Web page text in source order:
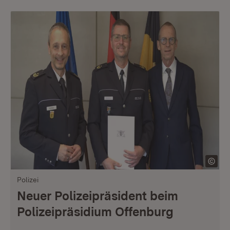
Polizei
Neuer Polizeipräsident beim
Polizeipräsidium Offenburg